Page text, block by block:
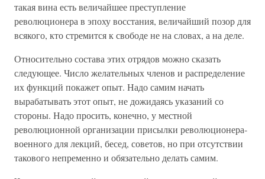
такая вина есть величайшее преступление
революционера в эпоху восстания, величайший позор для
всякого, кто стремится к свободе не на словах, а на деле.
Относительно состава этих отрядов можно сказать
следующее. Число желательных членов и распределение
их функций покажет опыт. Надо самим начать
вырабатывать этот опыт, не дожидаясь указаний со
стороны. Надо просить, конечно, у местной
революционной организации присылки революционера-
военного для лекций, бесед, советов, но при отсутствии
такового непременно и обязательно делать самим.